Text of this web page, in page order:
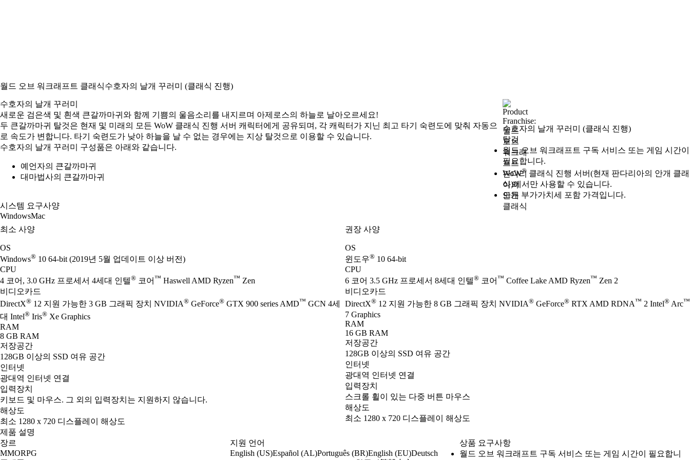
월드 오브 워크래프트 클래식수호자의 날개 꾸러미 (클래식 진행)
수호자의 날개 꾸러미 (클래식 진행)
탈것
가격
Available actions
월드 오브 워크래프트 구독 서비스 또는 게임 시간이
필요합니다.
WoW® 클래식 진행 서버(현재 판다리아의 안개 클래
식)에서만 사용할 수 있습니다.
모든 부가가치세 포함 가격입니다.
수호자의 날개 꾸러미
새로운 검은색 및 흰색 큰갈까마귀와 함께 기쁨의 울음소리를 내지르며 아제로스의 하늘로 날아오르세요!
두 큰갈까마귀 탈것은 현재 및 미래의 모든 WoW 클래식 진행 서버 캐릭터에게 공유되며, 각 캐릭터가 지닌 최고 타기 숙련도에 맞춰 자동으
로 속도가 변합니다. 타기 숙련도가 낮아 하늘을 날 수 없는 경우에는 지상 탈것으로 이용할 수 있습니다.
수호자의 날개 꾸러미 구성품은 아래와 같습니다.
예언자의 큰갈까마귀
대마법사의 큰갈까마귀
시스템 요구사양
WindowsMac
최소 사양
OS
Windows® 10 64-bit (2019년 5월 업데이트 이상 버전)
CPU
4 코어, 3.0 GHz 프로세서 4세대 인텔® 코어 ™ Haswell AMD Ryzen™ Zen
비디오카드
DirectX® 12 지원 가능한 3 GB 그래픽 장치 NVIDIA® GeForce® GTX 900 series AMD™ GCN 4세
대 Intel® Iris® Xe Graphics
RAM
8 GB RAM
저장공간
128GB 이상의 SSD 여유 공간
인터넷
광대역 인터넷 연결
입력장치
키보드 및 마우스. 그 외의 입력장치는 지원하지 않습니다.
해상도
최소 1280 x 720 디스플레이 해상도
권장 사양
OS
윈도우® 10 64-bit
CPU
6 코어 3.5 GHz 프로세서 8세대 인텔® 코어 ™ Coffee Lake AMD Ryzen™ Zen 2
비디오카드
DirectX® 12 지원 가능한 8 GB 그래픽 장치 NVIDIA® GeForce® RTX AMD RDNA™ 2 Intel® Arc™
7 Graphics
RAM
16 GB RAM
저장공간
128GB 이상의 SSD 여유 공간
인터넷
광대역 인터넷 연결
입력장치
스크롤 휠이 있는 다중 버튼 마우스
해상도
최소 1280 x 720 디스플레이 해상도
제품 설명
장르
MMORPG
지원 언어
English (US)Español (AL)Português (BR)English (EU)Deutsch
상품 요구사항
월드 오브 워크래프트 구독 서비스 또는 게임 시간이 필요합니